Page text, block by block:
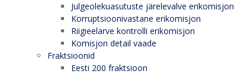
Julgeolekuasutuste järelevalve erikomisjon
Korruptsioonivastane erikomisjon
Riigieelarve kontrolli erikomisjon
Komisjon detail vaade
Fraktsioonid
Eesti 200 fraktsioon